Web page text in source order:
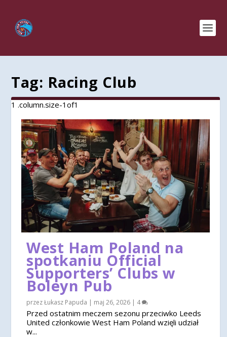
Tag: Racing Club
West Ham Poland na
spotkaniu Official
Supporters’ Clubs w
Boleyn Pub
przezŁukasz Papuda | maj 26, 2026 | 4
Przed ostatnim meczem sezonu przeciwko Leeds
United członkowie West Ham Poland wzięli udział
w...